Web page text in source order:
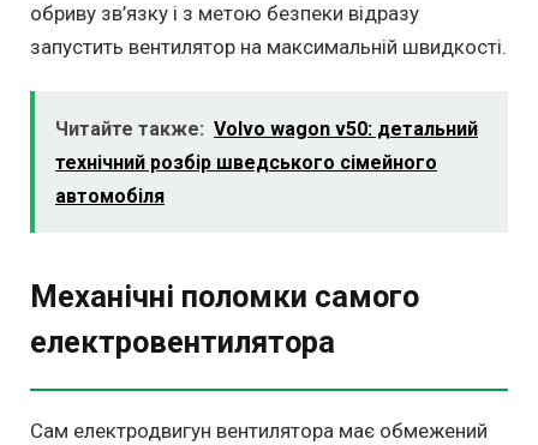
обриву зв’язку і з метою безпеки відразу
запустить вентилятор на максимальній швидкості.
Читайте также: Volvo wagon v50: детальний
технічний розбір шведського сімейного
автомобіля
Механічні поломки самого
електровентилятора
Сам електродвигун вентилятора має обмежений